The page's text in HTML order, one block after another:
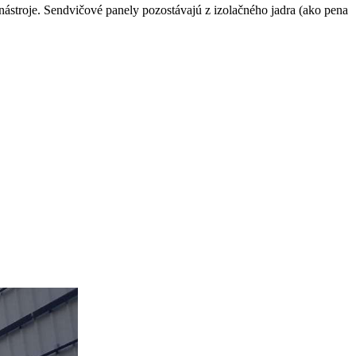
Sendvičové panely pozostávajú z izolačného jadra (ako pena